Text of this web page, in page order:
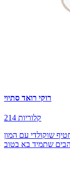
רוקי רואד סתיוי
214 קלוריות
שוקולדי עם המון
שתמיד בא בטוב